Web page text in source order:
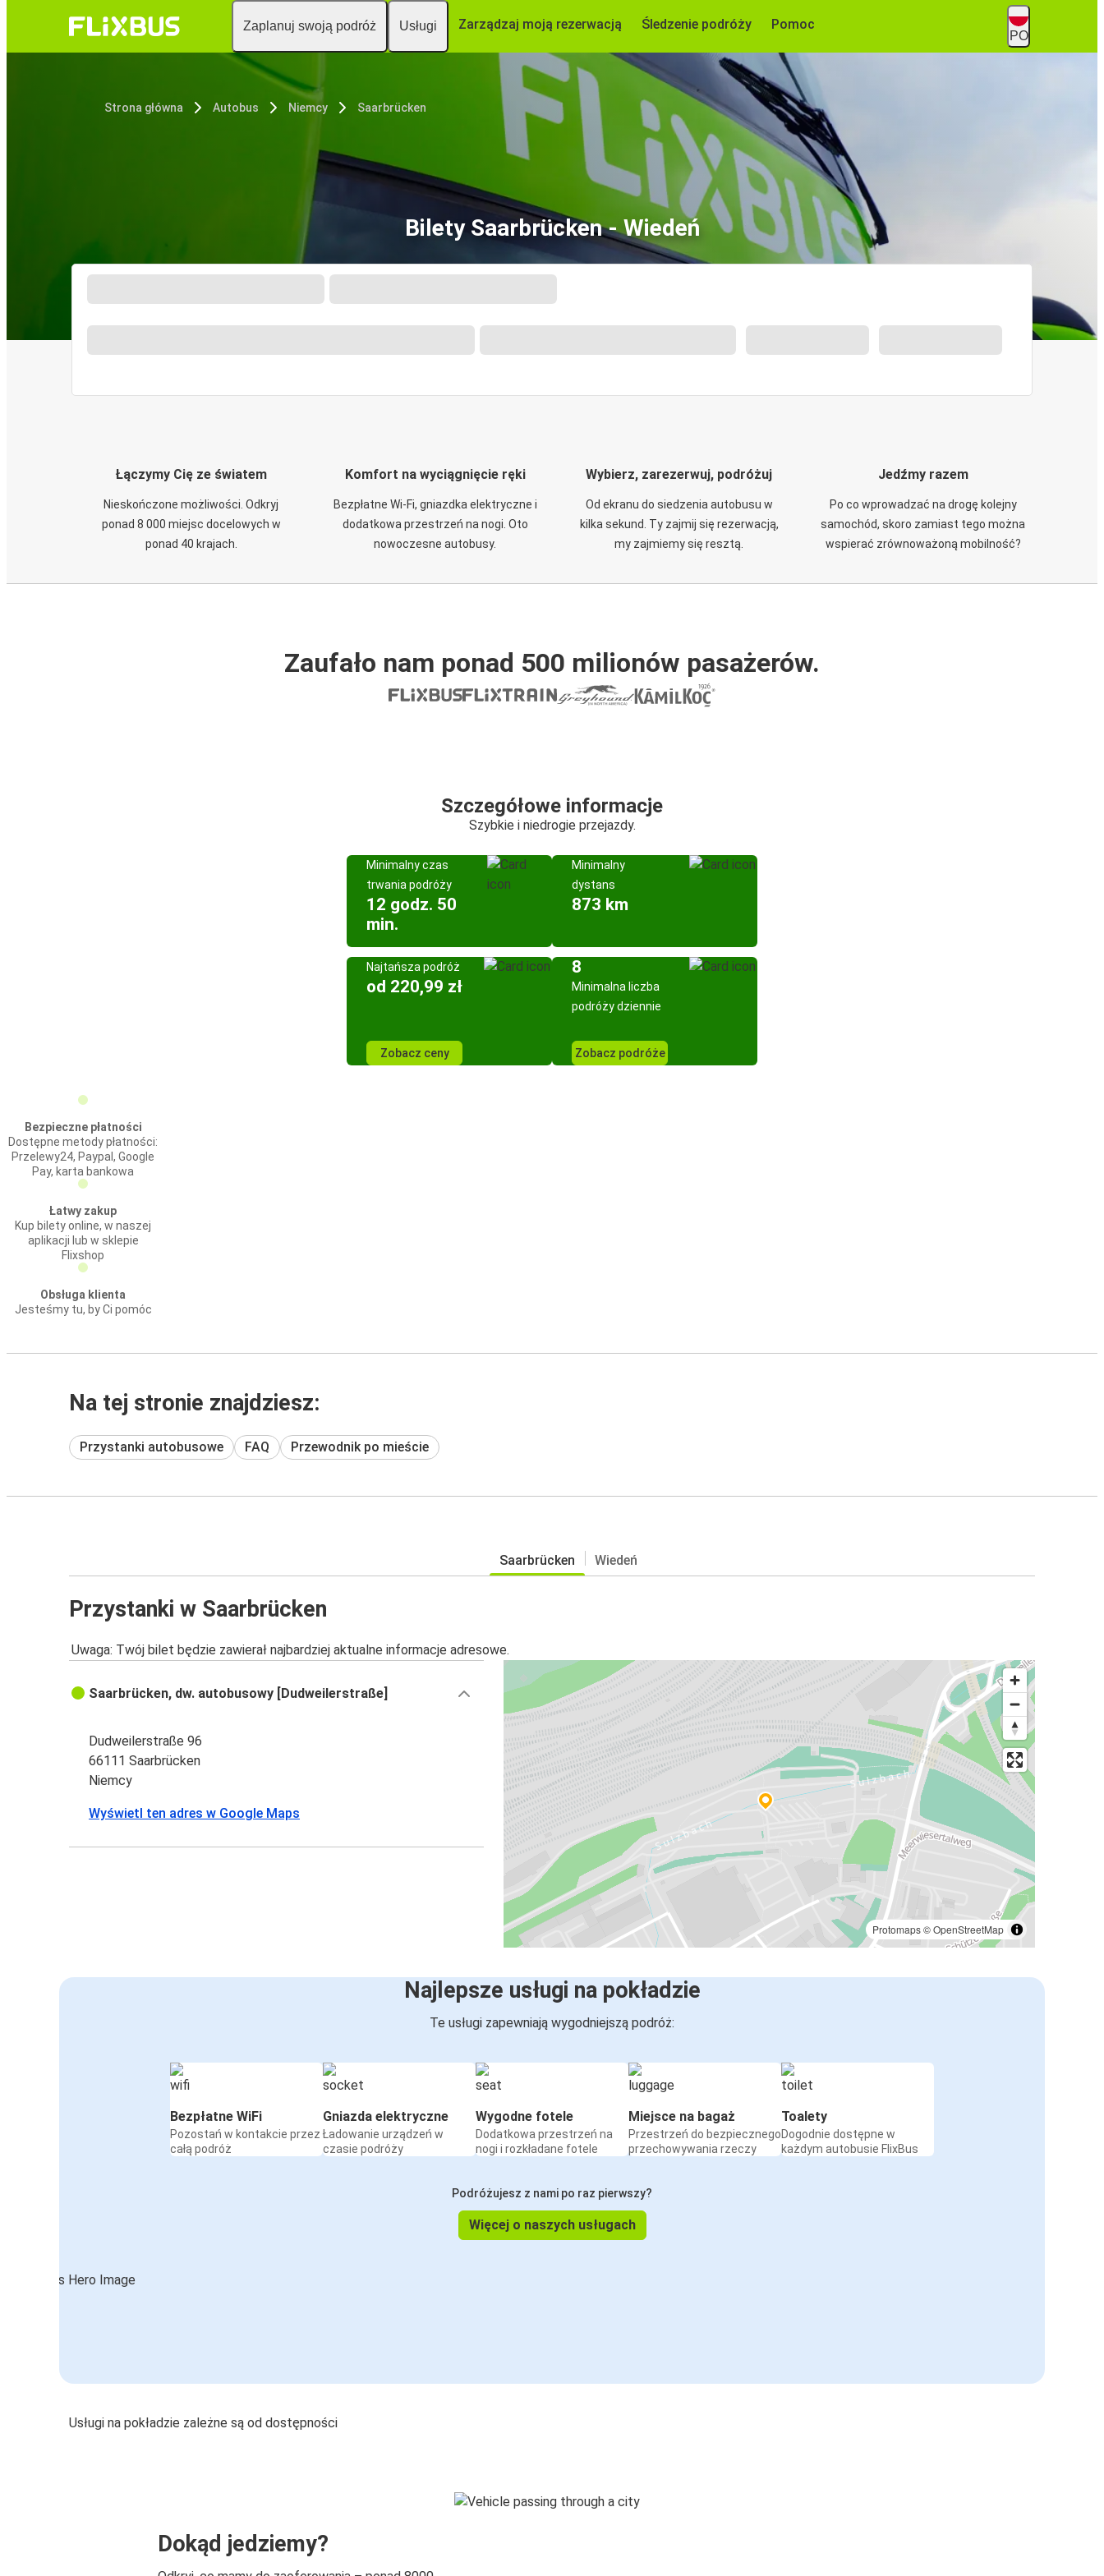
Zaplanuj swoją podróż Usługi Zarządzaj moją rezerwacją Śledzenie podróży Pomoc
PO
Strona główna Autobus Niemcy Saarbrücken
Bilety Saarbrücken - Wiedeń
Łączymy Cię ze światem
Nieskończone możliwości. Odkryj
ponad 8 000 miejsc docelowych w
ponad 40 krajach.
Komfort na wyciągnięcie ręki
Bezpłatne Wi-Fi, gniazdka elektryczne i
dodatkowa przestrzeń na nogi. Oto
nowoczesne autobusy.
Wybierz, zarezerwuj, podróżuj
Od ekranu do siedzenia autobusu w
kilka sekund. Ty zajmij się rezerwacją,
my zajmiemy się resztą.
Jedźmy razem
Po co wprowadzać na drogę kolejny
samochód, skoro zamiast tego można
wspierać zrównoważoną mobilność?
Zaufało nam ponad 500 milionów pasażerów.
Szczegółowe informacje
Szybkie i niedrogie przejazdy.
Minimalny czas
trwania podróży
12 godz. 50
min.
Minimalny
dystans
873 km
Najtańsza podróż
od 220,99 zł
Zobacz ceny
8
Minimalna liczba
podróży dziennie
Zobacz podróże
Bezpieczne płatności
Dostępne metody płatności:
Przelewy24, Paypal, Google
Pay, karta bankowa
Łatwy zakup
Kup bilety online, w naszej
aplikacji lub w sklepie
Flixshop
Obsługa klienta
Jesteśmy tu, by Ci pomóc
Na tej stronie znajdziesz:
Przystanki autobusowe FAQ Przewodnik po mieście
Saarbrücken Wiedeń
Przystanki w Saarbrücken
Uwaga: Twój bilet będzie zawierał najbardziej aktualne informacje adresowe.
Protomaps©OpenStreetMap
Saarbrücken, dw. autobusowy [Dudweilerstraße]
Dudweilerstraße 96
66111 Saarbrücken
Niemcy
Wyświetl ten adres w Google Maps
Najlepsze usługi na pokładzie
Te usługi zapewniają wygodniejszą podróż:
Bezpłatne WiFi
Pozostań w kontakcie przez
całą podróż
Gniazda elektryczne
Ładowanie urządzeń w
czasie podróży
Wygodne fotele
Dodatkowa przestrzeń na
nogi i rozkładane fotele
Miejsce na bagaż
Przestrzeń do bezpiecznego
przechowywania rzeczy
Toalety
Dogodnie dostępne w
każdym autobusie FlixBus
Podróżujesz z nami po raz pierwszy?
Więcej o naszych usługach
Usługi na pokładzie zależne są od dostępności
Dokąd jedziemy?